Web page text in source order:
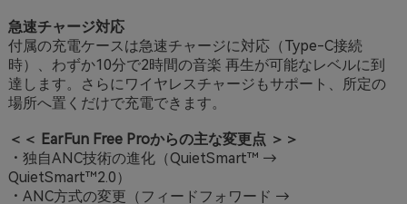
急速チャージ対応
付属の充電ケースは急速チャージに対応（Type-C接続
時）、わずか10分で2時間の音楽 再生が可能なレベルに到
達します。さらにワイヤレスチャージもサポート、所定の
場所へ置くだけで充電できます。
＜＜ EarFun Free Proからの主な変更点 ＞＞
・独自ANC技術の進化（QuietSmart™ →
QuietSmart™2.0）
・ANC方式の変更（フィードフォワード →